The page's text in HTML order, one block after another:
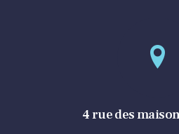
4 rue des